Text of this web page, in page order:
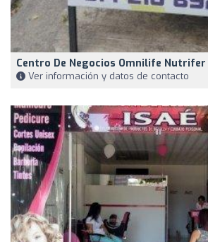
Centro De Negocios Omnilife Nutrifer
Ver información y datos de contacto